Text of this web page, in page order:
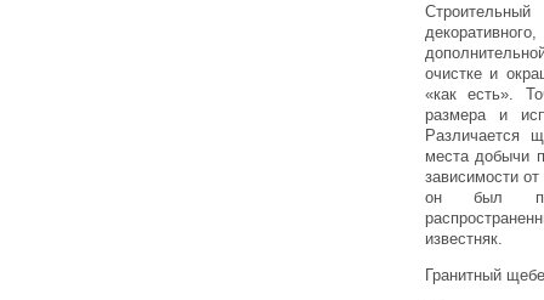
очистке и
«как есть».
размера и
Различается
места добычи
зависимости
он был
известняк.
Гранитный